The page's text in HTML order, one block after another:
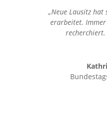
„Neue Lausitz hat
erarbeitet.